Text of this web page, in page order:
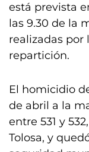
está prevista
las 9.30 de la
realizadas por
repartición.
El homicidio
de abril a la
entre 531 y
Tolosa, y